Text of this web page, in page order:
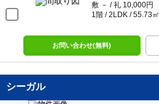
敷 － / 礼 10,000円
1階 / 2LDK / 55.73㎡
お問い合わせ(無料)
シーガル